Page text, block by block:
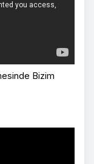
Bizim